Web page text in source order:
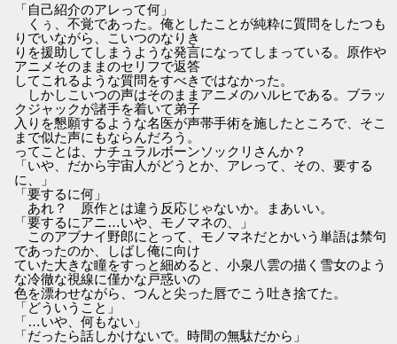
「自己紹介のアレって何」
くぅ、不覚であった。俺としたことが純粋に質問をしたつも
りでいながら、こいつのなりき
りを援助してしまうような発言になってしまっている。原作や
アニメそのままのセリフで返答
してこれるような質問をすべきではなかった。
しかしこいつの声はそのままアニメのハルヒである。ブラッ
クジャックが諸手を着いて弟子
入りを懇願するような名医が声帯手術を施したところで、そこ
まで似た声にもならんだろう。
ってことは、ナチュラルボーンソックリさんか？
「いや、だから宇宙人がどうとか、アレって、その、要する
に、」
「要するに何」
あれ？ 原作とは違う反応じゃないか。まあいい。
「要するにアニ…いや、モノマネの、」
このアブナイ野郎にとって、モノマネだとかいう単語は禁句
であったのか、しばし俺に向け
ていた大きな瞳をすっと細めると、小泉八雲の描く雪女のよう
な冷徹な視線に僅かな戸惑いの
色を漂わせながら、つんと尖った唇でこう吐き捨てた。
「どういうこと」
「…いや、何もない」
「だったら話しかけないで。時間の無駄だから」